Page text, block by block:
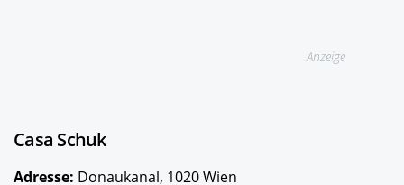
Anzeige
Casa Schuk
Adresse: Donaukanal, 1020 Wien